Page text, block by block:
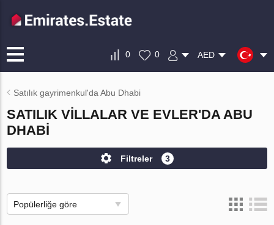
0 0 AED
Satılık gayrimenkul'da Abu Dhabi
SATILIK VILLALAR VE EVLER'DA ABU
DHABI
Filtreler 3
Popülerliğe göre